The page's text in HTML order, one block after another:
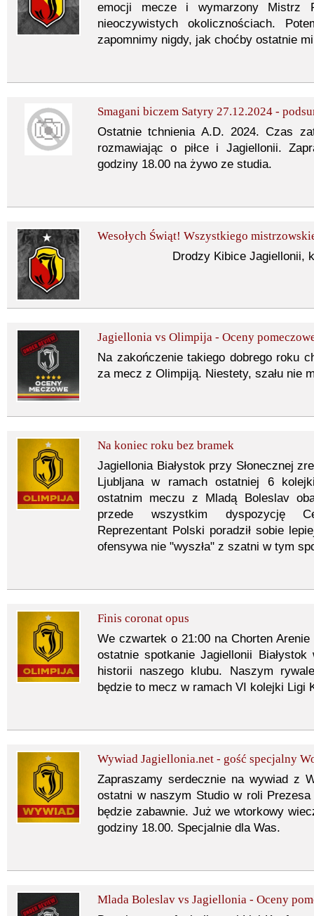
emocji mecze i wymarzony
nieoczywistych okolicznościach.
zapomnimy nigdy, jak choćby ostatnie
Smagani biczem Satyry 27.12.2024 -
Ostatnie tchnienia A.D. 2024. Czas
rozmawiając o piłce i Jagiellonii.
godziny 18.00 na żywo ze studia.
Wesołych Świąt! Wszystkiego
Drodzy Kibice Jagiellonii,
Jagiellonia vs Olimpija - Oceny
Na zakończenie takiego dobrego roku
za mecz z Olimpiją. Niestety, szału nie
Na koniec roku bez bramek
Jagiellonia Białystok przy Słonecznej
Ljubljana w ramach ostatniej 6
ostatnim meczu z Mladą Boleslav
przede wszystkim dyspozycję
Reprezentant Polski poradził sobie
ofensywa nie "wyszła" z szatni w tym
Finis coronat opus
We czwartek o 21:00 na Chorten
ostatnie spotkanie Jagiellonii
historii naszego klubu. Naszym
będzie to mecz w ramach VI kolejki Ligi
Wywiad Jagiellonia.net - gość specjalny
Zapraszamy serdecznie na wywiad z
ostatni w naszym Studio w roli
będzie zabawnie. Już we wtorkowy
godziny 18.00. Specjalnie dla Was.
Mlada Boleslav vs Jagiellonia - Oceny